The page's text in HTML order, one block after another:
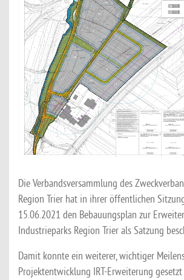
Die Verbandsversammlung des
Region Trier hat in ihrer öffentlichen
15.06.2021 den Bebauungsplan zur
Industrieparks Region Trier als Satzung
Damit konnte ein weiterer, wichtiger
Projektentwicklung IRT-Erweiterung